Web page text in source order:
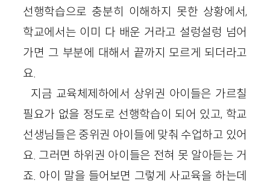
선행학습으로 충분히 이해하지 못한 상황에서,
학교에서는 이미 다 배운 거라고 설렁설렁 넘어
가면 그 부분에 대해서 끝까지 모르게 되더라고
요.
지금 교육체제하에서 상위권 아이들은 가르칠
필요가 없을 정도로 선행학습이 되어 있고, 학교
선생님들은 중위권 아이들에 맞춰 수업하고 있어
요. 그러면 하위권 아이들은 전혀 못 알아듣는 거
죠. 아이 말을 들어보면 그렇게 사교육을 하는데